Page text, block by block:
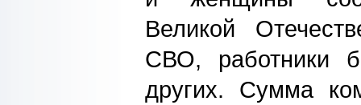
Великой
СВО, работники
других. Сумма